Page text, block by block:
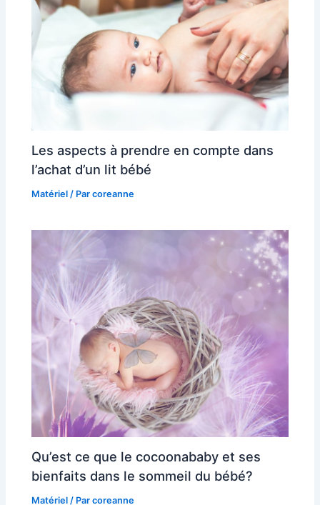
Les aspects à prendre en compte dans
l’achat d’un lit bébé
Matériel / Parcoreanne
Qu’est ce que le cocoonababy et ses
bienfaits dans le sommeil du bébé?
Matériel / Parcoreanne